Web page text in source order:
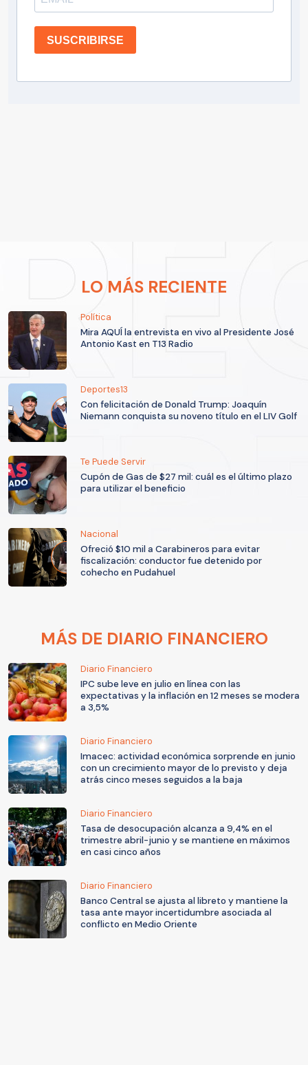
SUSCRIBIRSE
LO MÁS RECIENTE
Política
Mira AQUÍ la entrevista en vivo al Presidente José
Antonio Kast en T13 Radio
Deportes13
Con felicitación de Donald Trump: Joaquín
Niemann conquista su noveno título en el LIV Golf
Te Puede Servir
Cupón de Gas de $27 mil: cuál es el último plazo
para utilizar el beneficio
Nacional
Ofreció $10 mil a Carabineros para evitar
fiscalización: conductor fue detenido por
cohecho en Pudahuel
MÁS DE DIARIO FINANCIERO
Diario Financiero
IPC sube leve en julio en línea con las
expectativas y la inflación en 12 meses se modera
a 3,5%
Diario Financiero
Imacec: actividad económica sorprende en junio
con un crecimiento mayor de lo previsto y deja
atrás cinco meses seguidos a la baja
Diario Financiero
Tasa de desocupación alcanza a 9,4% en el
trimestre abril-junio y se mantiene en máximos
en casi cinco años
Diario Financiero
Banco Central se ajusta al libreto y mantiene la
tasa ante mayor incertidumbre asociada al
conflicto en Medio Oriente